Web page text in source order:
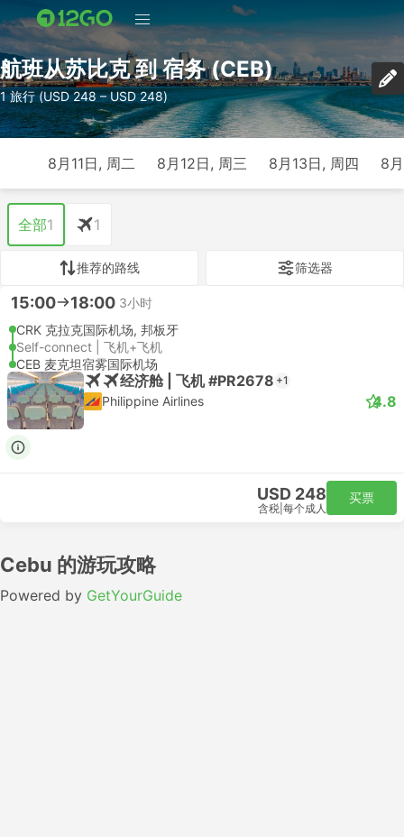
航班从苏比克 到 宿务 (CEB)
1 旅行 (USD 248 – USD 248)
8月11日, 周二 8月12日, 周三 8月13日, 周四 8
全部1 1
推荐的路线 筛选器
15:00 18:00 3小时
CRK 克拉克国际机场, 邦板牙
Self-connect | 飞机+飞机
CEB 麦克坦宿雾国际机场
经济舱 | 飞机 #PR2678 +1
Philippine Airlines 4.8
USD 248
含税 每个成人
买票
Cebu 的游玩攻略
Powered by GetYourGuide